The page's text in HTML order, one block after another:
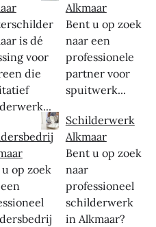
is dé
voor
die
op zoek
Alkmaar
Bent u op zoek
naar een
professionele
partner voor
spuitwerk...
Schilderwerk
Alkmaar
Bent u op zoek
naar
professioneel
schilderwerk
in Alkmaar?